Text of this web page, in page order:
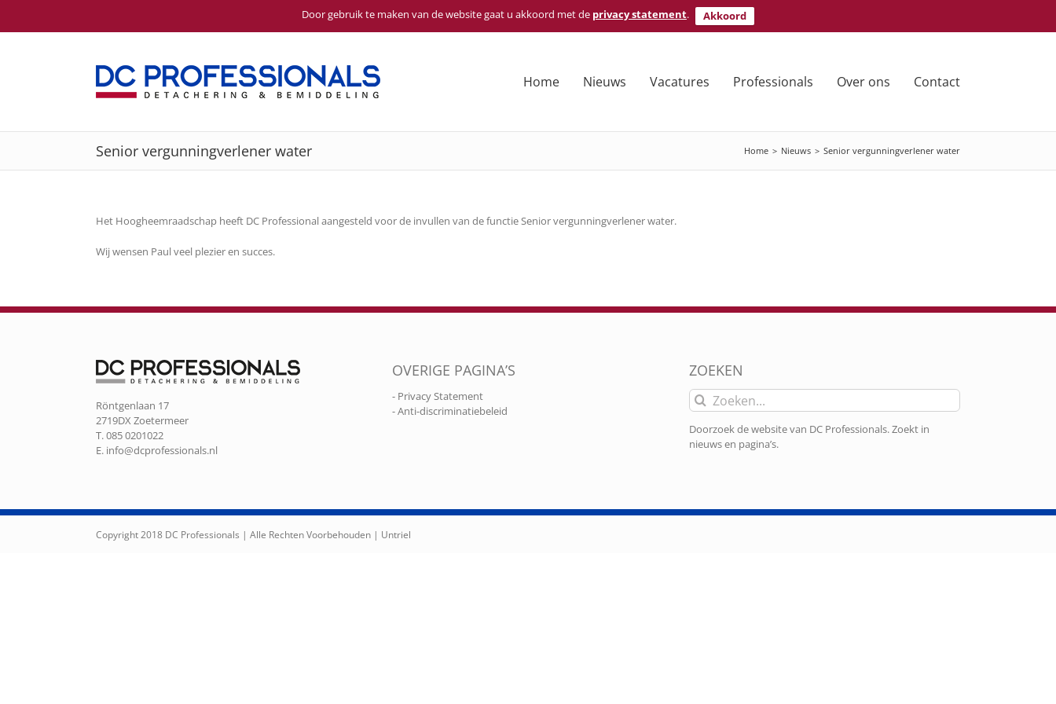
Door gebruik te maken van de website gaat u akkoord met de privacy statement.
Akkoord
Ga
Home Nieuws Vacatures Professionals Over ons Contact
Senior vergunningverlener water Home > Nieuws > Senior vergunningverlener water
Het Hoogheemraadschap heeft DC Professional aangesteld voor de invullen van de functie Senior vergunningverlener water.
Wij wensen Paul veel plezier en succes.
Röntgenlaan 17
2719DX Zoetermeer
T. 085 0201022
E. info@dcprofessionals.nl
OVERIGE PAGINA’S
- Privacy Statement
- Anti-discriminatiebeleid
ZOEKEN
Zoeken
naar:
Doorzoek de website van DC Professionals. Zoekt in
nieuws en pagina’s.
Copyright 2018 DC Professionals | Alle Rechten Voorbehouden | Untriel